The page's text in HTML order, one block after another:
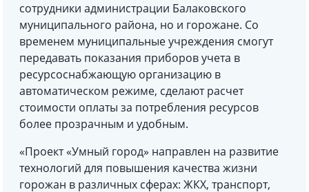
сотрудники администрации Балаковского
муниципального района, но и горожане. Со
временем муниципальные учреждения смогут
передавать показания приборов учета в
ресурсоснабжающую организацию в
автоматическом режиме, сделают расчет
стоимости оплаты за потребления ресурсов
более прозрачным и удобным.
«Проект «Умный город» направлен на развитие
технологий для повышения качества жизни
горожан в различных сферах: ЖКХ, транспорт,